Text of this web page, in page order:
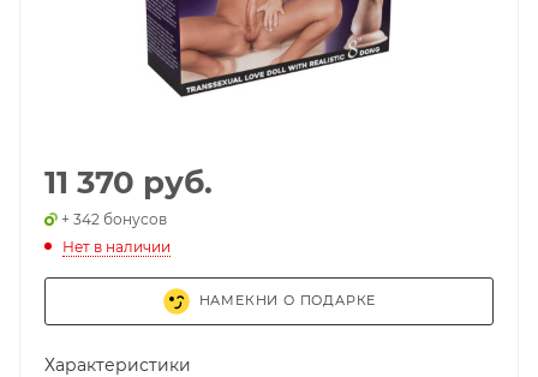
11 370 руб.
+ 342 бонусов
Нет в наличии
НАМЕКНИ О ПОДАРКЕ
Характеристики